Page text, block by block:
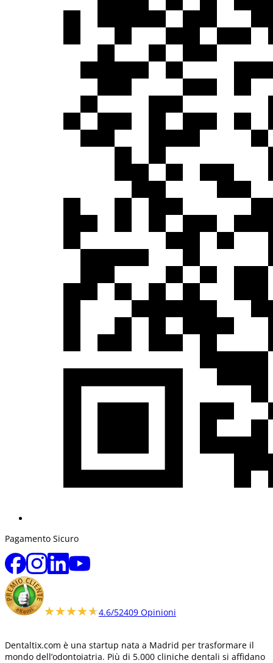
Pagamento Sicuro
★★★★★
★★★★★4.6/52409 Opinioni
Dentaltix.com è una startup nata a Madrid per trasformare il
mondo dell’odontoiatria. Più di 5.000 cliniche dentali si affidano